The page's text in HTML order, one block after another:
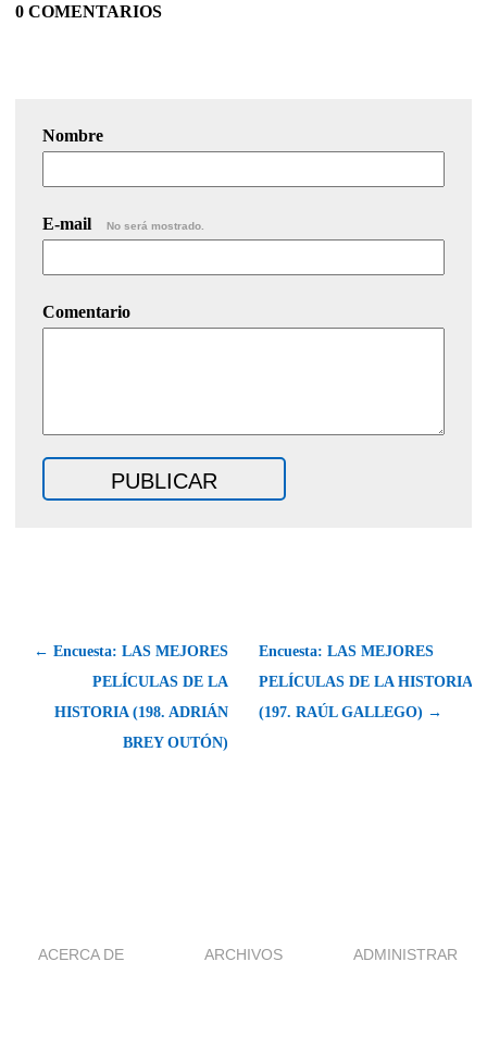
0 COMENTARIOS
Nombre
E-mail No será mostrado.
Comentario
← Encuesta: LAS MEJORES
PELÍCULAS DE LA
HISTORIA (198. ADRIÁN
BREY OUTÓN)
Encuesta: LAS MEJORES
PELÍCULAS DE LA HISTORIA
(197. RAÚL GALLEGO) →
ACERCA DE ARCHIVOS ADMINISTRAR